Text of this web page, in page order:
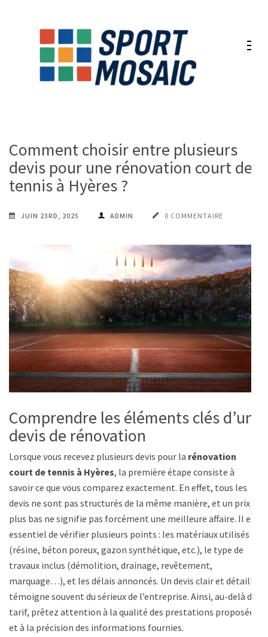
Comment choisir entre plusieurs
devis pour une rénovation court de
tennis à Hyères ?
JUIN 23RD, 2025 ADMIN 0 COMMENTAIRE
Comprendre les éléments clés d’un
devis de rénovation
Lorsque vous recevez plusieurs devis pour la rénovation
court de tennis à Hyères, la première étape consiste à
savoir ce que vous comparez exactement. En effet, tous les
devis ne sont pas structurés de la même manière, et un prix
plus bas ne signifie pas forcément une meilleure affaire. Il est
essentiel de vérifier plusieurs points : les matériaux utilisés
(résine, béton poreux, gazon synthétique, etc.), le type de
travaux inclus (démolition, drainage, revêtement,
marquage…), et les délais annoncés. Un devis clair et détaillé
témoigne souvent du sérieux de l’entreprise. Ainsi, au-delà du
tarif, prêtez attention à la qualité des prestations proposées
et à la précision des informations fournies.